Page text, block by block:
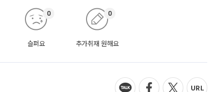
슬퍼요
0
추가취재 원해요
0